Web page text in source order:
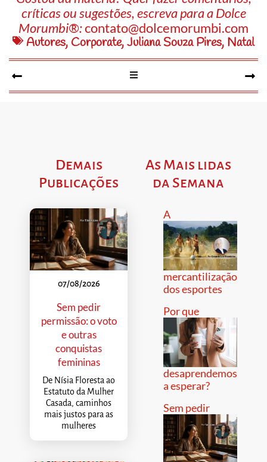
críticas ou sugestões, escreva para a Dolce
Morumbi®:contato@dolcemorumbi.com
Autores, Corporate,Juliana Souza Pires, Natal
Demais
Publicações
07/08/2026
Sem pedir
permissão: o voto
e outras
conquistas
femininas
De Nísia Floresta ao
Estatuto da Mulher
Casada, caminhos
mais justos para as
mulheres
As Mais lidas
da Semana
A
mercantilização
dos esportes
Por que
desaprendemos
a esperar?
Sem pedir